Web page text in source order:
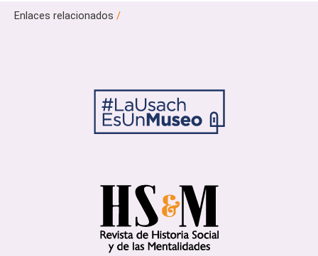
Enlaces relacionados /